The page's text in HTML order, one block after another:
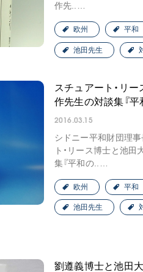
作先..…
欧州 平和
池田先生
スチュアート・リ
作先生の対談集『
2016.03.15
シドニー平和財団理
ト・リース博士と池田
集『平和の..…
欧州 平和
池田先生
劉遵義博士と池田